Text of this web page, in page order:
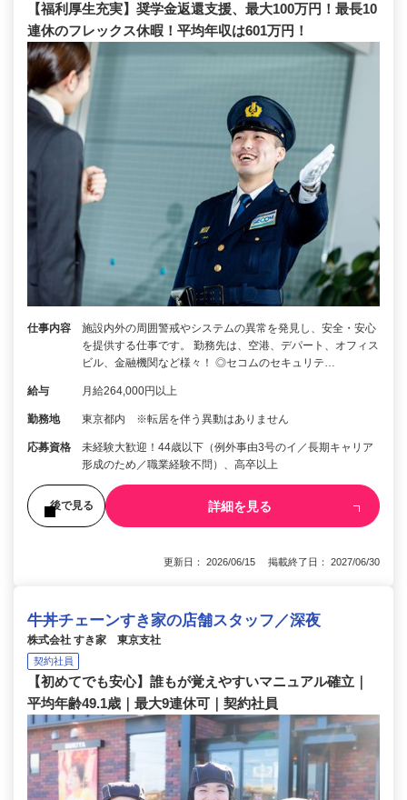
【福利厚生充実】奨学金返還支援、最大100万円！最長10
連休のフレックス休暇！平均年収は601万円！
仕事内容
施設内外の周囲警戒やシステムの異常を発見し、安全・安心
を提供する仕事です。 勤務先は、空港、デパート、オフィス
ビル、金融機関など様々！ ◎セコムのセキュリテ…
給与 月給264,000円以上
勤務地 東京都内 ※転居を伴う異動はありません
応募資格
未経験大歓迎！44歳以下（例外事由3号のイ／長期キャリア
形成のため／職業経験不問）、高卒以上
後で見る 詳細を見る
更新日： 2026/06/15 掲載終了日： 2027/06/30
牛丼チェーンすき家の店舗スタッフ／深夜
株式会社 すき家 東京支社
契約社員
【初めてでも安心】誰もが覚えやすいマニュアル確立｜
平均年齢49.1歳｜最大9連休可｜契約社員